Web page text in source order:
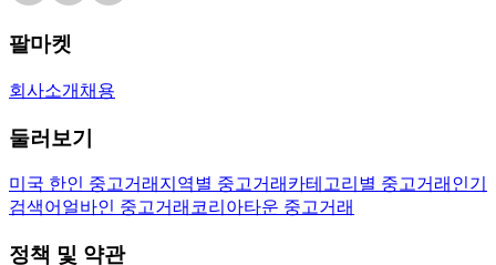
팔마켓
회사소개 채용
둘러보기
미국 한인 중고거래 지역별 중고거래 카테고리별 중고거래 인기
검색어 얼바인 중고거래 코리아타운 중고거래
정책 및 약관